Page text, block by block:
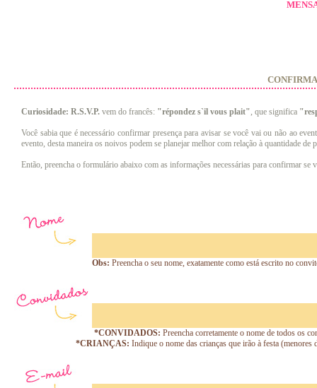
Curiosidade: R.S.V.P. vem do francês: "répondez s`il vous plait", que significa
Você sabia que é necessário confirmar presença para avisar se você vai ou não ao
evento, desta maneira os noivos podem se planejar melhor com relação à quantidade de
Então, preencha o formulário abaixo com as informações necessárias para confirmar
Obs: Preencha o seu nome, exatamente como está escrito no
*CONVIDADOS: Preencha corretamente o nome de todos os
*CRIANÇAS: Indique o nome das crianças que irão à festa (menores